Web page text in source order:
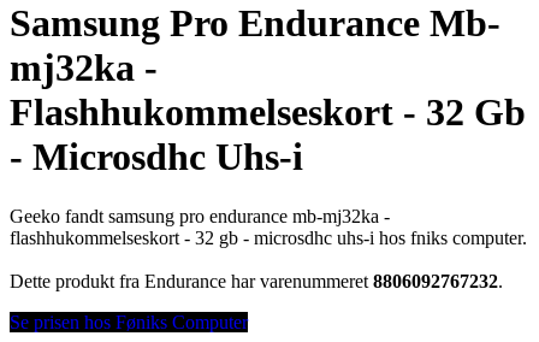
Samsung Pro Endurance Mb-
mj32ka -
Flashhukommelseskort - 32 Gb
- Microsdhc Uhs-i
Geeko fandt samsung pro endurance mb-mj32ka -
flashhukommelseskort - 32 gb - microsdhc uhs-i hos fniks computer.
Dette produkt fra Endurance har varenummeret 8806092767232.
Se prisen hos Føniks Computer